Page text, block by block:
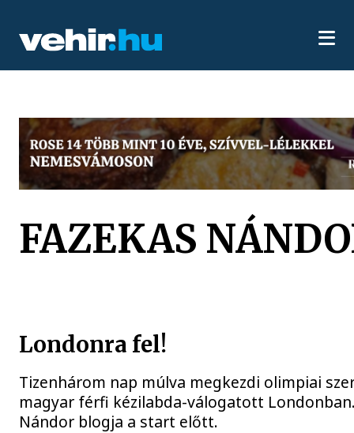
FAZEKAS
Londonra fel!
Tizenhárom nap múlva megkezdi olimpiai
magyar férfi kézilabda-válogatott
Nándor blogja a start előtt.